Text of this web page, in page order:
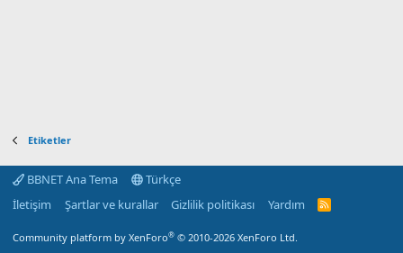
Etiketler
BBNET Ana Tema
Türkçe
İletişim
Şartlar ve kurallar Gizlilik politikası Yardım
R
Community platform by XenForo® © 2010-2026 XenForo Ltd.